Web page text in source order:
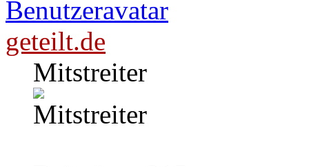
geteilt.de
Mitstreiter